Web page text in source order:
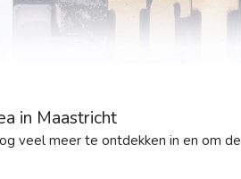
in Maastricht
veel meer te ontdekken in en om